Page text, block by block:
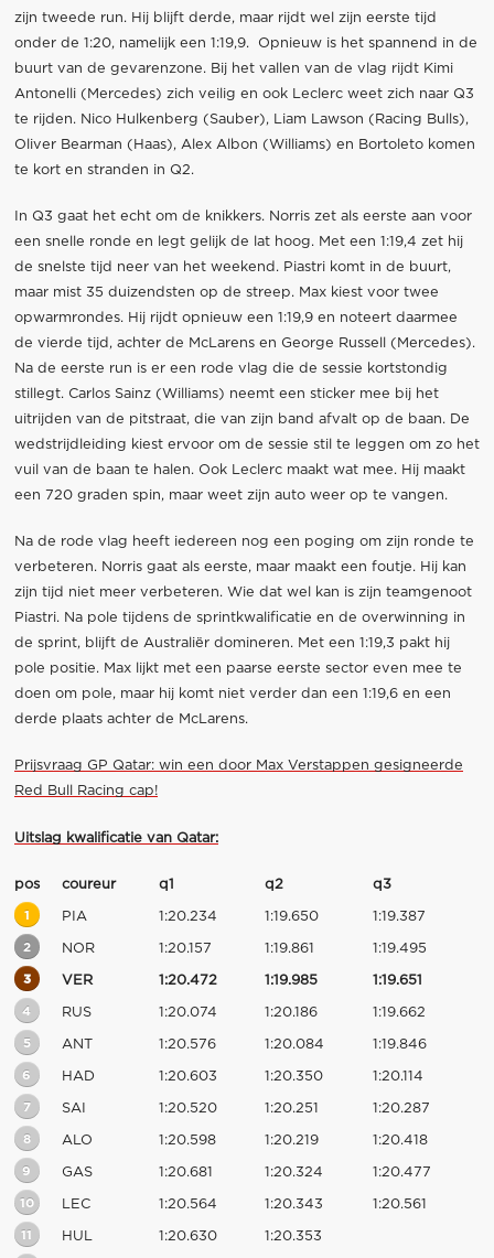
zijn tweede run. Hij blijft derde, maar rijdt wel zijn eerste tijd
onder de 1:20, namelijk een 1:19,9. Opnieuw is het spannend in de
buurt van de gevarenzone. Bij het vallen van de vlag rijdt Kimi
Antonelli (Mercedes) zich veilig en ook Leclerc weet zich naar Q3
te rijden. Nico Hulkenberg (Sauber), Liam Lawson (Racing Bulls),
Oliver Bearman (Haas), Alex Albon (Williams) en Bortoleto komen
te kort en stranden in Q2.
In Q3 gaat het echt om de knikkers. Norris zet als eerste aan voor
een snelle ronde en legt gelijk de lat hoog. Met een 1:19,4 zet hij
de snelste tijd neer van het weekend. Piastri komt in de buurt,
maar mist 35 duizendsten op de streep. Max kiest voor twee
opwarmrondes. Hij rijdt opnieuw een 1:19,9 en noteert daarmee
de vierde tijd, achter de McLarens en George Russell (Mercedes).
Na de eerste run is er een rode vlag die de sessie kortstondig
stillegt. Carlos Sainz (Williams) neemt een sticker mee bij het
uitrijden van de pitstraat, die van zijn band afvalt op de baan. De
wedstrijdleiding kiest ervoor om de sessie stil te leggen om zo het
vuil van de baan te halen. Ook Leclerc maakt wat mee. Hij maakt
een 720 graden spin, maar weet zijn auto weer op te vangen.
Na de rode vlag heeft iedereen nog een poging om zijn ronde te
verbeteren. Norris gaat als eerste, maar maakt een foutje. Hij kan
zijn tijd niet meer verbeteren. Wie dat wel kan is zijn teamgenoot
Piastri. Na pole tijdens de sprintkwalificatie en de overwinning in
de sprint, blijft de Australiër domineren. Met een 1:19,3 pakt hij
pole positie. Max lijkt met een paarse eerste sector even mee te
doen om pole, maar hij komt niet verder dan een 1:19,6 en een
derde plaats achter de McLarens.
Prijsvraag GP Qatar: win een door Max Verstappen gesigneerde
Red Bull Racing cap!
Uitslag kwalificatie van Qatar:
pos coureur q1 q2 q3
1 PIA 1:20.234 1:19.650 1:19.387
2 NOR 1:20.157 1:19.861 1:19.495
3 VER 1:20.472 1:19.985 1:19.651
4 RUS 1:20.074 1:20.186 1:19.662
5 ANT 1:20.576 1:20.084 1:19.846
6 HAD 1:20.603 1:20.350 1:20.114
7 SAI 1:20.520 1:20.251 1:20.287
8 ALO 1:20.598 1:20.219 1:20.418
9 GAS 1:20.681 1:20.324 1:20.477
10 LEC 1:20.564 1:20.343 1:20.561
11 HUL 1:20.630 1:20.353